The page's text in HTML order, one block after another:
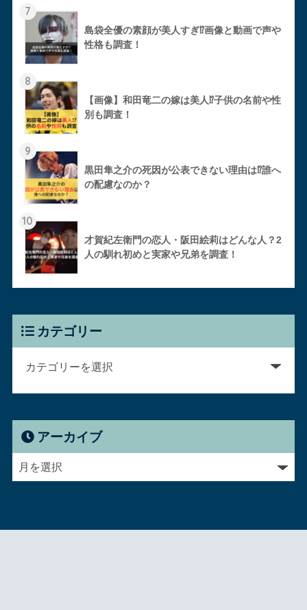
7
島袋全優の素顔が美人すぎ⁉︎画像と動画で声や
性格も調査！
8
【画像】和田竜二の嫁は美人⁉︎子供の名前や性
別も調査！
9
黒田隼之介の死因が公表できない理由は⁉︎誰へ
の配慮なのか？
10
才賀紀左衛門の恋人・阪田絵莉はどんな人？2
人の馴れ初めと実家や兄弟を調査！
カテゴリー
アーカイブ